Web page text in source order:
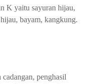
K yaitu sayuran hijau,
bayam, kangkung.
penghasil